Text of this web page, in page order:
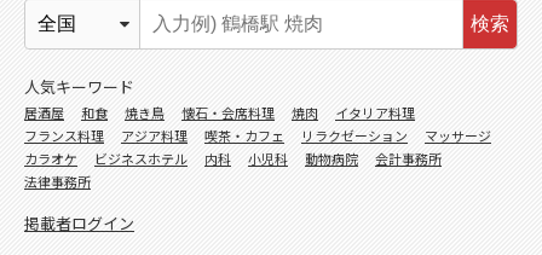
検索
人気キーワード
居酒屋 和食 焼き鳥 懐石・会席料理 焼肉
イタリア料理
フランス料理
アジア料理 喫茶・カフェ リラクゼーション
マッサージ
カラオケ
ビジネスホテル 内科 小児科 動物病院
会計事務所
法律事務所
掲載者ログイン